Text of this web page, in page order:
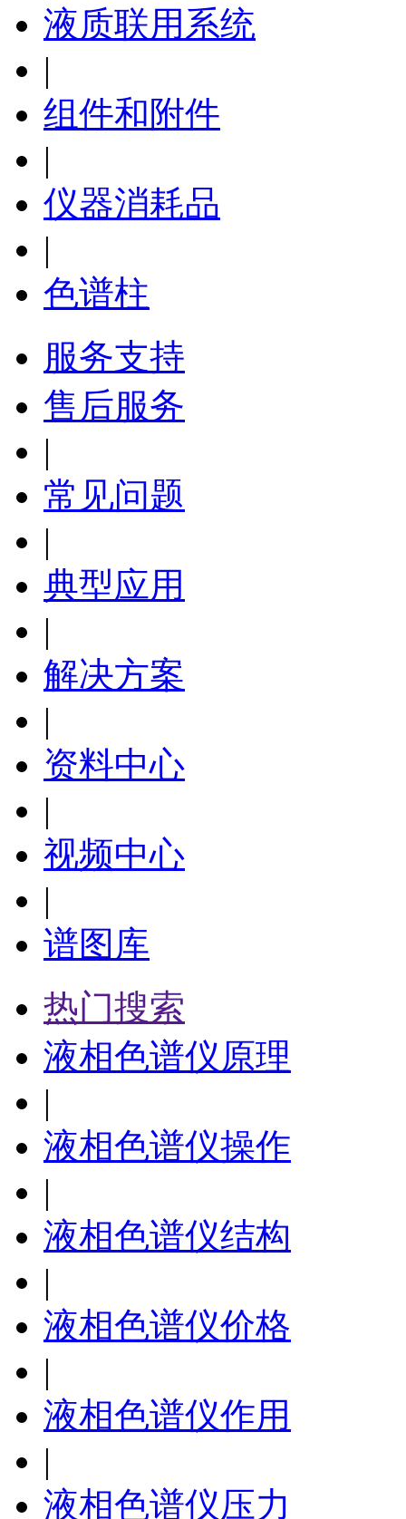
液质联用系统
|
组件和附件
|
仪器消耗品
|
色谱柱
服务支持
售后服务
|
常见问题
|
典型应用
|
解决方案
|
资料中心
|
视频中心
|
谱图库
热门搜索
液相色谱仪原理
|
液相色谱仪操作
|
液相色谱仪结构
|
液相色谱仪价格
|
液相色谱仪作用
|
液相色谱仪压力